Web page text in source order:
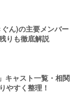
ぐん)の主要メンバー
りも徹底解説
キャスト一覧・相関
やすく整理！